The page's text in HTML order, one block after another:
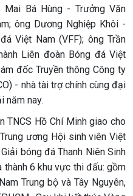
Mai Bá Hùng - Trưởng Văn
ông Dương Nghiệp Khôi -
Việt Nam (VFF); ông Trần
Liên đoàn Bóng đá Việt
đốc Truyền thông Công ty
- nhà tài trợ chính cùng đại
năm nay.
TNCS Hồ Chí Minh giao cho
ương Hội sinh viên Việt
bóng đá Thanh Niên Sinh
6 khu vực thi đấu: gồm
Trung bộ và Tây Nguyên,